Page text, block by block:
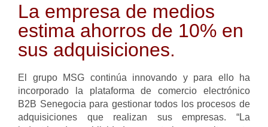
La empresa de medios
estima ahorros de 10% en
sus adquisiciones.
El grupo MSG continúa innovando y para ello ha
incorporado la plataforma de comercio electrónico
B2B Senegocia para gestionar todos los procesos de
adquisiciones que realizan sus empresas. “La